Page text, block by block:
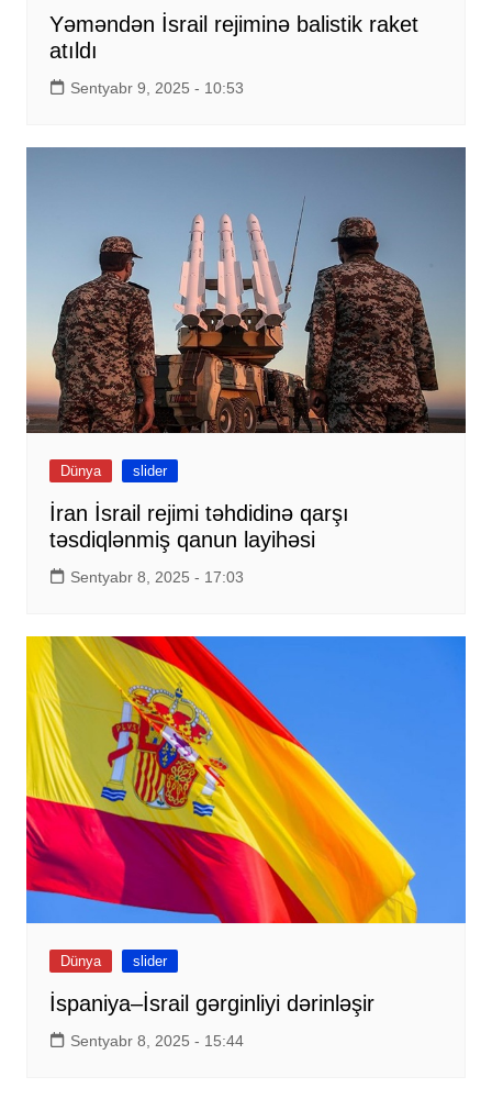
Yəməndən İsrail rejiminə balistik raket
atıldı
Sentyabr 9, 2025 - 10:53
Dünya slider
İran İsrail rejimi təhdidinə qarşı
təsdiqlənmiş qanun layihəsi
Sentyabr 8, 2025 - 17:03
Dünya slider
İspaniya–İsrail gərginliyi dərinləşir
Sentyabr 8, 2025 - 15:44